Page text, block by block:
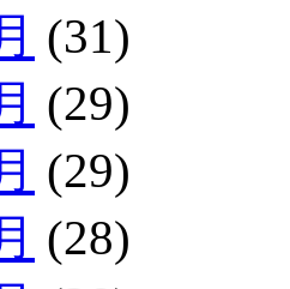
(31)
(29)
(29)
(28)